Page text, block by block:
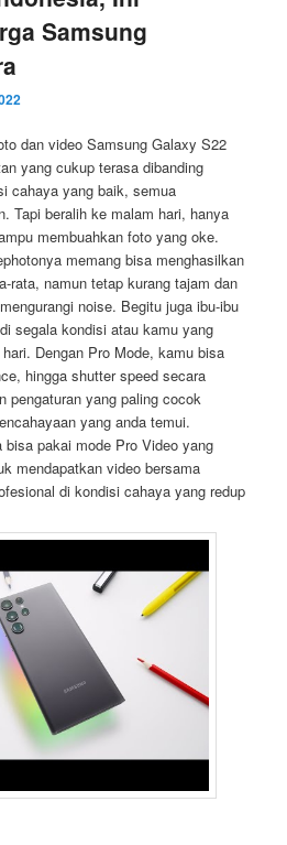
Samsung
dan video Samsung Galaxy S22
yang cukup terasa dibanding
cahaya yang baik, semua
Tapi beralih ke malam hari, hanya
membuahkan foto yang oke.
memang bisa menghasilkan
rata, namun tetap kurang tajam dan
noise. Begitu juga ibu-ibu
segala kondisi atau kamu yang
Dengan Pro Mode, kamu bisa
hingga shutter speed secara
pengaturan yang paling cocok
yang anda temui.
bisa pakai mode Pro Video yang
mendapatkan video bersama
di kondisi cahaya yang redup